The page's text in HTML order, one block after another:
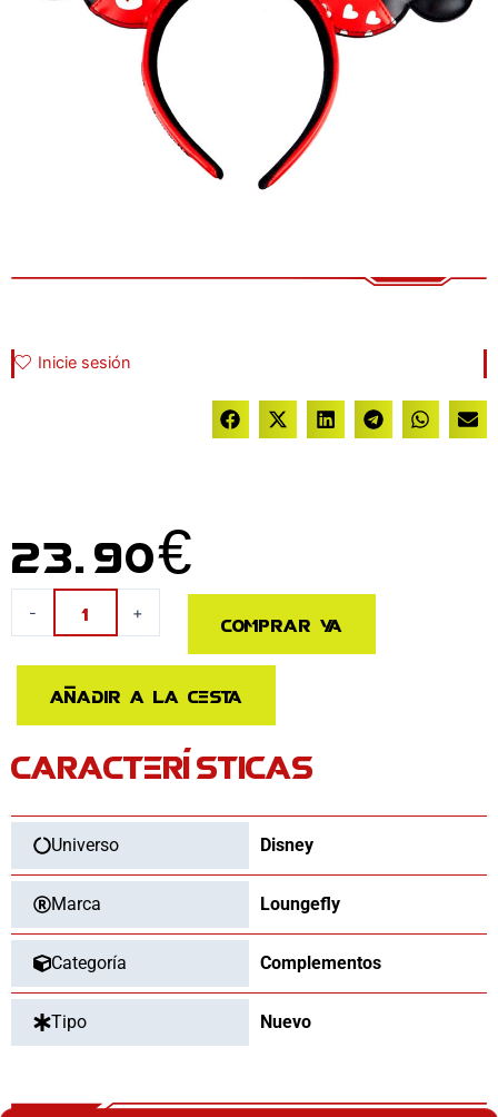
Inicie sesión
23.90€
-
Minnie
Loungefly
+ Comprar ya
Añadir a la cesta
CARACTERÍSTICAS
Universo Disney
Marca Loungefly
Categoría Complementos
Tipo Nuevo